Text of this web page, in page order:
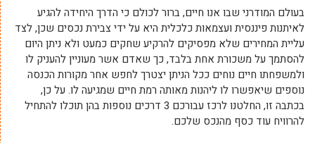
בעולם המודרני שבו אנו חיים, ברור לכולם כי הדרך היחידה להגיע
לאיתנות פיננסית ועצמאות כלכלית היא על ידי צבירת נכסים שכן, לצד
עליית המחירים שלא מפסיקים להרקיע שחקים כמעט ולא ניתן היום
להסתמך על משכורת אחת בלבד, כך שאדם אשר מעוניין להעניק לו
ולמשפחתו חיים נוחים ככל הניתן יצטרך לחפש אחר מקורות הכנסה
נוספים שיאפשרו לו ליהנות מאותה רמת חיים שמגיעה לו. על כן,
בכתבה זו, החלטנו לרכז עבורכם 3 דרכים נוספות בהן תוכלו להתחיל
להרוויח עוד כסף מהנכס שלכם.